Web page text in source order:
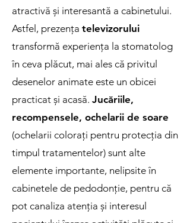
atractivă și interesantă a cabinetului.
Astfel, prezența televizorului
transformă experiența la stomatolog
în ceva plăcut, mai ales că privitul
desenelor animate este un obicei
practicat și acasă. Jucăriile,
recompensele, ochelarii de soare
(ochelarii colorați pentru protecția din
timpul tratamentelor) sunt alte
elemente importante, nelipsite în
cabinetele de pedodonție, pentru că
pot canaliza atenția și interesul